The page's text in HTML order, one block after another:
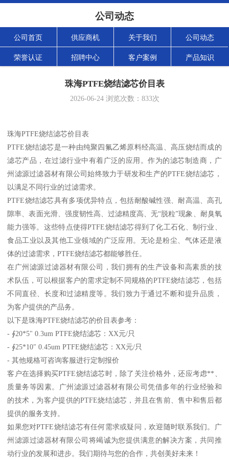
公司动态
公司首页 供应商机 关于我们 公司动态
荣誉认证 招聘中心 客户案例 产品知识
珠海PTFE烧结滤芯价目表
2026-06-24浏览次数： 833次
珠海PTFE烧结滤芯价目表
PTFE烧结滤芯是一种由纯聚四氟乙烯原料经高温、高压烧结而成的
滤芯产品，在过滤行业中有着广泛的应用。作为的滤芯制造商，广
州滤源过滤器材有限公司始终致力于研发和生产的PTFE烧结滤芯，
以满足不同行业的过滤需求。
PTFE烧结滤芯具有多项优异特点，包括耐酸碱性强、耐高温、高孔
隙率、表面光滑、强度韧性高、过滤精度高、无“脱粒”现象、耐臭氧
能力强等。这些特点使得PTFE烧结滤芯得到了化工石化、制行业、
食品工业以及其他工业领域的广泛应用。无论是粉尘、气体还是液
体的过滤需求，PTFE烧结滤芯都能够胜任。
在广州滤源过滤器材有限公司，我们拥有的生产设备和高素质的技
术队伍，可以根据客户的需求定制不同规格的PTFE烧结滤芯，包括
不同直径、长度和过滤精度等。我们致力于通过不断和提升品质，
为客户提供的产品务。
以下是珠海PTFE烧结滤芯的价目表参考：
- ∮20*5" 0.3um PTFE烧结滤芯：XX元/只
- ∮25*10" 0.45um PTFE烧结滤芯：XX元/只
- 其他规格可咨询客服进行定制报价
客户在选择购买PTFE烧结滤芯时，除了关注价格外，还应考虑**、
质量务等因素。广州滤源过滤器材有限公司凭借多年的行业经验和
的技术，为客户提供的PTFE烧结滤芯，并且在售前、售中和售后都
提供的服务支持。
如果您对PTFE烧结滤芯有任何需求或疑问，欢迎随时联系我们。广
州滤源过滤器材有限公司将竭诚为您提供满意的解决方案，共同推
动行业的发展和进步。我们期待与您的合作，共创美好未来！